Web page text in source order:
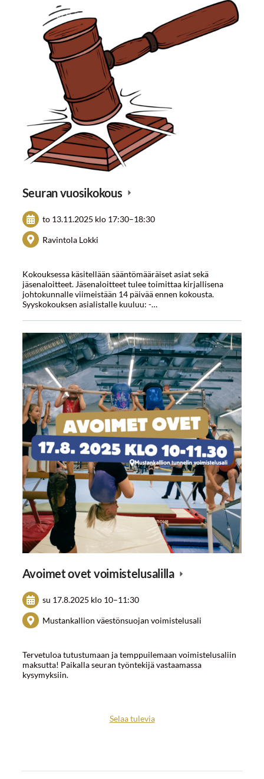
Seuran vuosikokous
to 13.11.2025 klo 17:30–18:30
Ravintola Lokki
Kokouksessa käsitellään sääntömääräiset asiat sekä
jäsenaloitteet. Jäsenaloitteet tulee toimittaa kirjallisena
johtokunnalle viimeistään 14 päivää ennen kokousta.
Syyskokouksen asialistalle kuuluu: -…
Avoimet ovet voimistelusalilla
su 17.8.2025 klo 10–11:30
Mustankallion väestönsuojan voimistelusali
Tervetuloa tutustumaan ja temppuilemaan voimistelusaliin
maksutta! Paikalla seuran työntekijä vastaamassa
kysymyksiin.
Selaa tulevia